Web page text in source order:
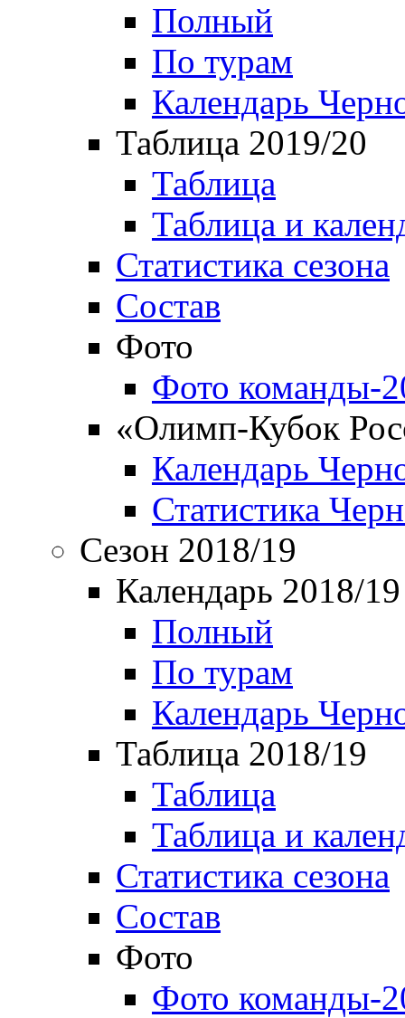
Полный
По турам
Календарь
Таблица 2019/20
Таблица
Таблица и
Статистика сезона
Состав
Фото
Фото команды-
«Олимп-Кубок
Календарь
Статистика
Сезон 2018/19
Календарь 2018/19
Полный
По турам
Календарь
Таблица 2018/19
Таблица
Таблица и
Статистика сезона
Состав
Фото
Фото команды-